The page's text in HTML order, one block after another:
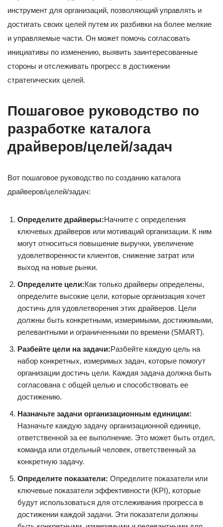
инструмент для организаций, позволяющий управлять и
достигать своих целей путем их разбивки на более мелкие
и управляемые части. Он может помочь согласовать
инициативы по изменению, выявить заинтересованные
стороны и отслеживать прогресс в достижении
стратегических целей.
Пошаговое руководство по
разработке каталога
драйверов/целей/задач
Вот пошаговое руководство по созданию каталога
драйверов/целей/задач:
Определите драйверы:Начните с определения
ключевых драйверов или мотиваций организации. К ним
могут относиться повышение выручки, увеличение
удовлетворенности клиентов, снижение затрат или
выход на новые рынки.
Определите цели:Как только драйверы определены,
определите высокие цели, которые организация хочет
достичь для удовлетворения этих драйверов. Цели
должны быть конкретными, измеримыми, достижимыми,
релевантными и ограниченными по времени (SMART).
Разбейте цели на задачи:Разбейте каждую цель на
набор конкретных, измеримых задач, которые помогут
организации достичь цели. Каждая задача должна быть
согласована с общей целью и способствовать ее
достижению.
Назначьте задачи организационным единицам:
Назначьте каждую задачу организационной единице,
ответственной за ее выполнение. Это может быть отдел,
команда или отдельный человек, ответственный за
конкретную задачу.
Определите показатели: Определите показатели или
ключевые показатели эффективности (KPI), которые
будут использоваться для отслеживания прогресса в
достижении каждой задачи. Эти показатели должны